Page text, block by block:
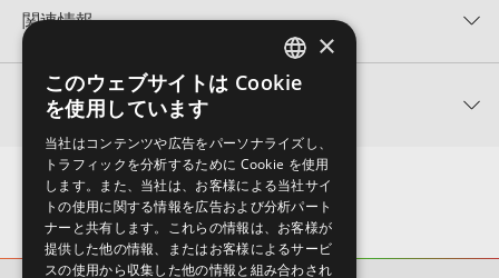
★5
★2
★1
0%
レビューをもっと見る »
KONTAKTフォーマットは、
でお使いいただけます。無償版のKONTAKT PLAYERではお使いい
ただけませんので、ご注意ください。また、「ライブラリ・タブ」
への表示にも対応しておりません。
4GBを超えるデータに関するご注意：
FAT32でフォーマットされた
HDDには、1ファイル4GBを超えるデータを格納することができま
せん。データ容量が4GBを超えるダウンロード製品をご購入いただ
きます際には、NTFSやHFS＋でフォーマットされたHDDをご用意
いただく必要がございます。
製品の購入手続き完了後、受注確認メールとシリアルナンバーをお
知らせするメールの2通が送信されます。メールに記載されており
関連情報
【Loopmasters】計57ブランドのサンプルパックが30%OFF！サ
マーセール！
BOO TRAP - SERUM PRESETSのサポート情報
関連サポート情報
2025.09.16
Xfer Records社『SERUM』のプリセット読み込み方法
マークのついた情報は、該当する製品のご購入ユーザー様専用となって
おります。ご覧頂くには、該当する製品をご購入頂く必要がございます。
ENGLISH
×
このウェブサイトは Cookie
を使用しています
当社はコンテンツや広告をパーソナライズし、
トラフィックを分析するために Cookie を使用
します。また、当社は、お客様による当社サイ
トの使用に関する情報を広告および分析パート
ナーと共有します。これらの情報は、お客様が
提供した他の情報、またはお客様によるサービ
スの使用から収集した他の情報と組み合わされ